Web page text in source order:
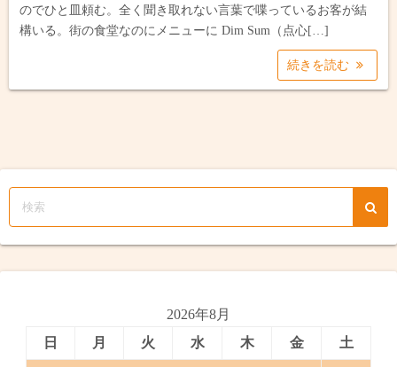
のでひと皿頼む。全く聞き取れない言葉で喋っているお客が結
構いる。街の食堂なのにメニューに Dim Sum（点心[…]
続きを読む
2026年8月
日
月 火 水 木 金 土